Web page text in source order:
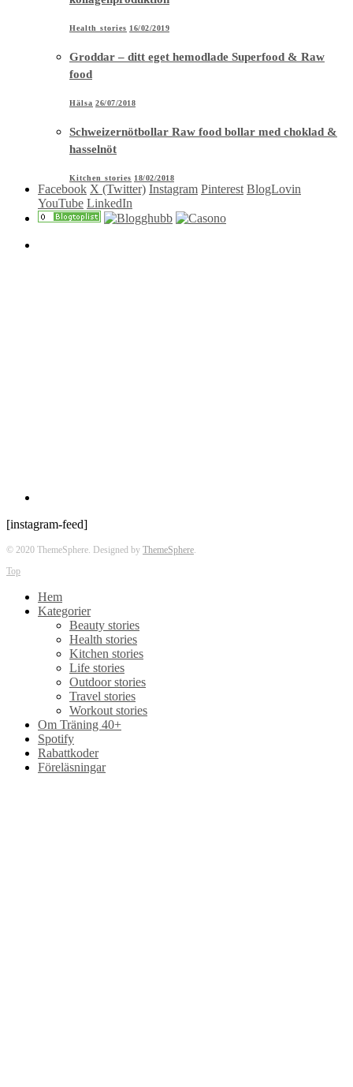
Health stories 16/02/2019
Groddar – ditt eget hemodlade Superfood & Raw
food
Hälsa 26/07/2018
Schweizernötbollar Raw food bollar med choklad &
hasselnöt
Kitchen stories 18/02/2018
Facebook X (Twitter) Instagram Pinterest BlogLovin
YouTube LinkedIn
[instagram-feed]
© 2020 ThemeSphere. Designed by ThemeSphere
Top
Hem
Kategorier
Beauty stories
Health stories
Kitchen stories
Life stories
Outdoor stories
Travel stories
Workout stories
Om Träning 40+
Spotify
Rabattkoder
Föreläsningar